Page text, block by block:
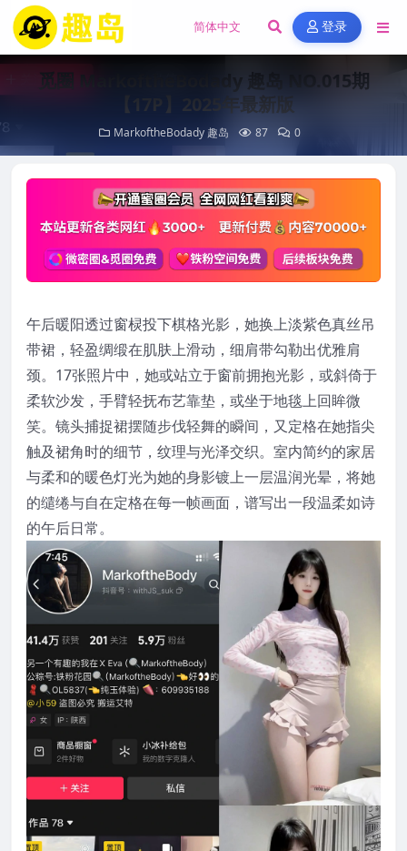
登录
觅圈 MarkoftheBodady 趣岛 NO.015期
【17P】2025年最新版
MarkoftheBodady 趣岛 87 0
午后暖阳透过窗棂投下棋格光影，她换上淡紫色真丝吊
带裙，轻盈绸缎在肌肤上滑动，细肩带勾勒出优雅肩
颈。17张照片中，她或站立于窗前拥抱光影，或斜倚于
柔软沙发，手臂轻抚布艺靠垫，或坐于地毯上回眸微
笑。镜头捕捉裙摆随步伐轻舞的瞬间，又定格在她指尖
触及裙角时的细节，纹理与光泽交织。室内简约的家居
与柔和的暖色灯光为她的身影镀上一层温润光晕，将她
的缱绻与自在定格在每一帧画面，谱写出一段温柔如诗
的午后日常。